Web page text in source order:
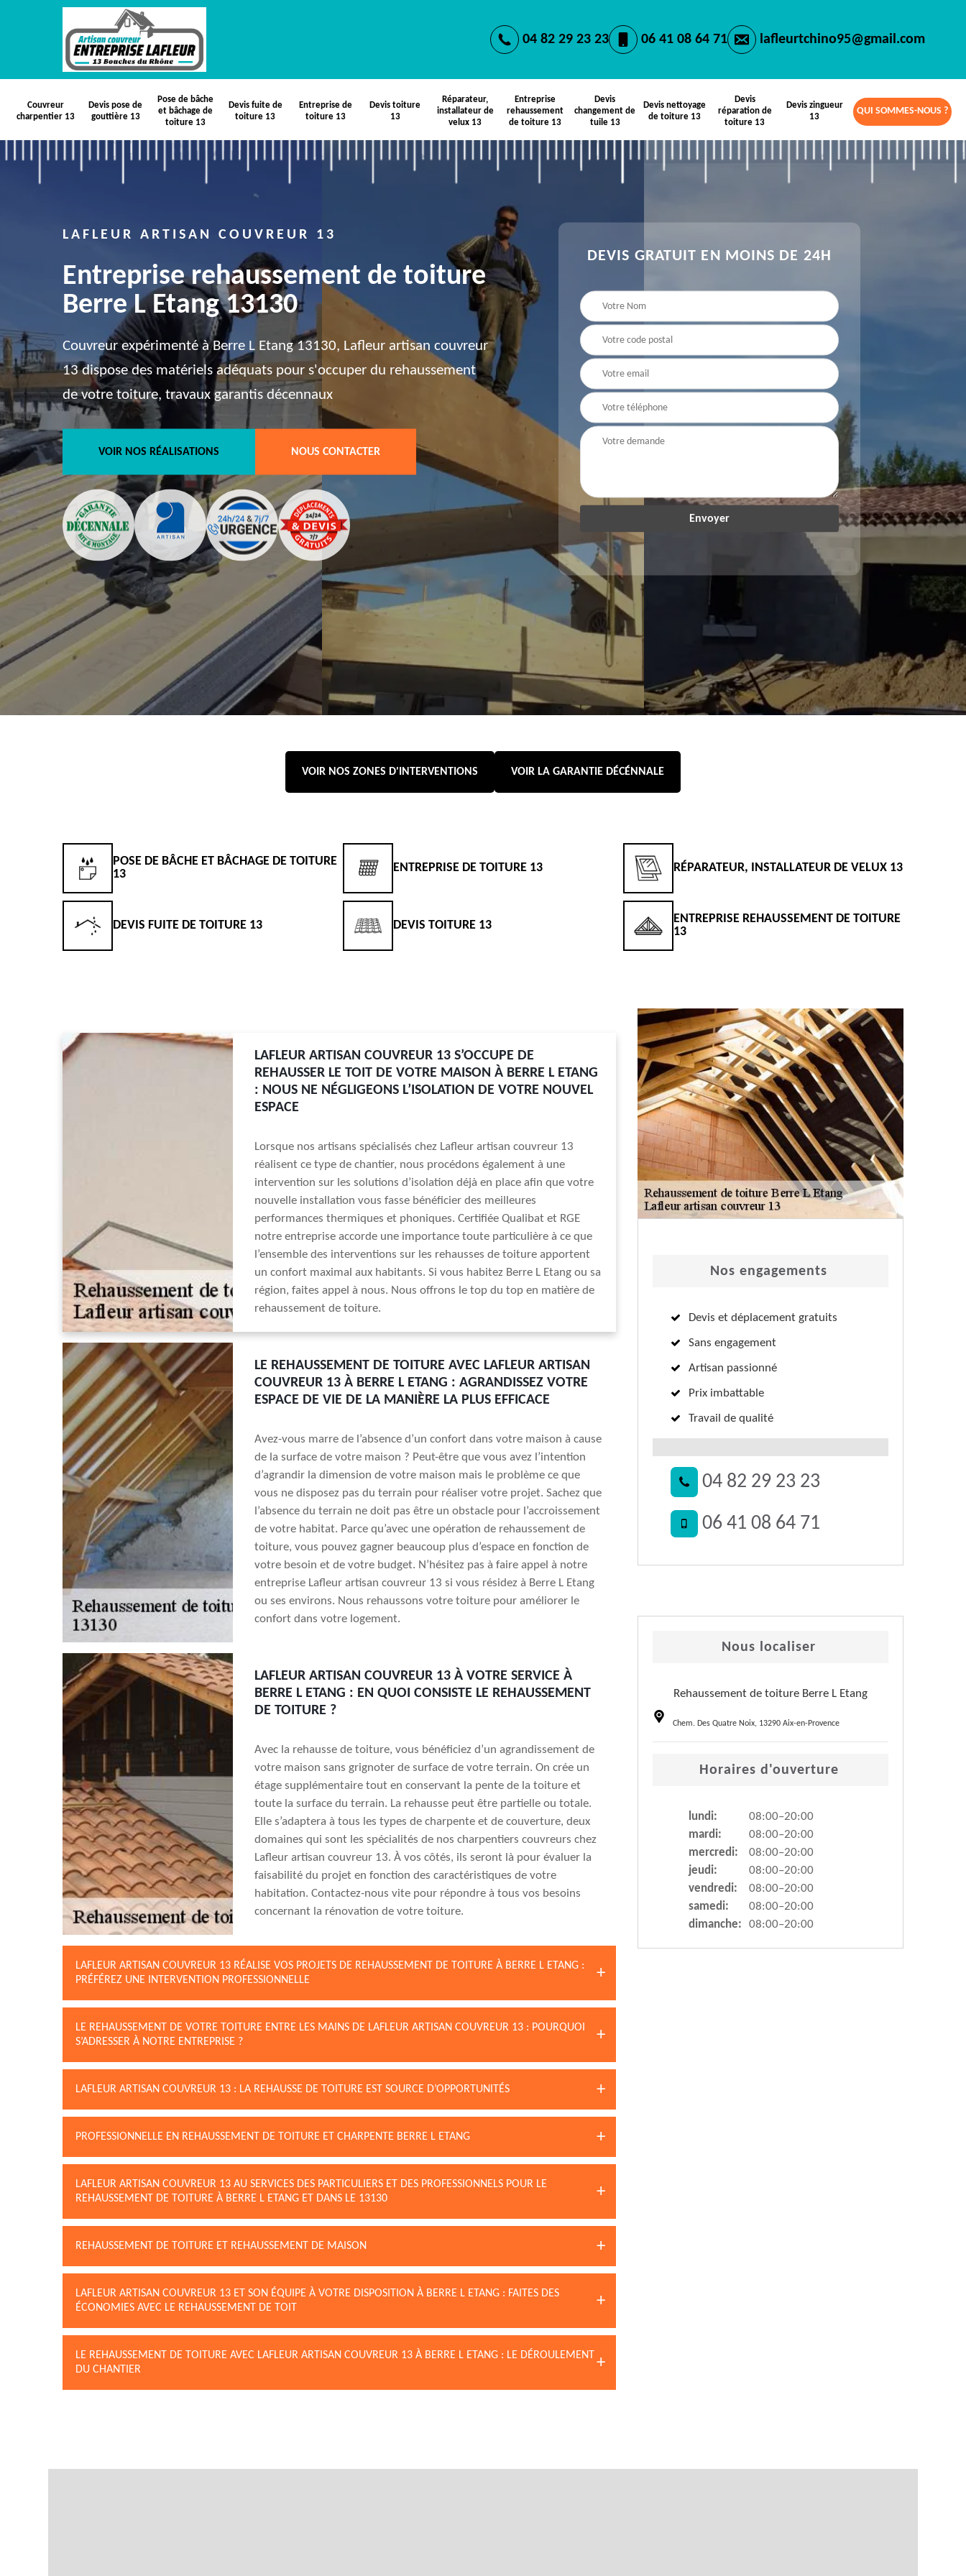
04 82 29 23 23 06 41 08 64 71 lafleurtchino95@gmail.com
Couvreur
charpentier 13
Devis pose de
gouttière 13
Pose de bâche
et bâchage de
toiture 13
Devis fuite de
toiture 13
Entreprise de
toiture 13
Devis toiture
13
Réparateur,
installateur de
velux 13
Entreprise
rehaussement
de toiture 13
Devis
changement de
tuile 13
Devis nettoyage
de toiture 13
Devis
réparation de
toiture 13
Devis zingueur
13
QUI SOMMES-NOUS ?
LAFLEUR ARTISAN COUVREUR 13
Entreprise rehaussement de toiture
Berre L Etang 13130
Couvreur expérimenté à Berre L Etang 13130, Lafleur artisan couvreur
13 dispose des matériels adéquats pour s'occuper du rehaussement
de votre toiture, travaux garantis décennaux
VOIR NOS RÉALISATIONS NOUS CONTACTER
DEVIS GRATUIT EN MOINS DE 24H
VOIR NOS ZONES D'INTERVENTIONS VOIR LA GARANTIE DÉCÉNNALE
POSE DE BÂCHE ET BÂCHAGE DE TOITURE
13
DEVIS FUITE DE TOITURE 13
ENTREPRISE DE TOITURE 13
DEVIS TOITURE 13
RÉPARATEUR, INSTALLATEUR DE VELUX 13
ENTREPRISE REHAUSSEMENT DE TOITURE
13
LAFLEUR ARTISAN COUVREUR 13 S’OCCUPE DE
REHAUSSER LE TOIT DE VOTRE MAISON À BERRE L ETANG
: NOUS NE NÉGLIGEONS L’ISOLATION DE VOTRE NOUVEL
ESPACE
Lorsque nos artisans spécialisés chez Lafleur artisan couvreur 13
réalisent ce type de chantier, nous procédons également à une
intervention sur les solutions d’isolation déjà en place afin que votre
nouvelle installation vous fasse bénéficier des meilleures
performances thermiques et phoniques. Certifiée Qualibat et RGE
notre entreprise accorde une importance toute particulière à ce que
l’ensemble des interventions sur les rehausses de toiture apportent
un confort maximal aux habitants. Si vous habitez Berre L Etang ou sa
région, faites appel à nous. Nous offrons le top du top en matière de
rehaussement de toiture.
LE REHAUSSEMENT DE TOITURE AVEC LAFLEUR ARTISAN
COUVREUR 13 À BERRE L ETANG : AGRANDISSEZ VOTRE
ESPACE DE VIE DE LA MANIÈRE LA PLUS EFFICACE
Avez-vous marre de l’absence d’un confort dans votre maison à cause
de la surface de votre maison ? Peut-être que vous avez l’intention
d’agrandir la dimension de votre maison mais le problème ce que
vous ne disposez pas du terrain pour réaliser votre projet. Sachez que
l’absence du terrain ne doit pas être un obstacle pour l’accroissement
de votre habitat. Parce qu’avec une opération de rehaussement de
toiture, vous pouvez gagner beaucoup plus d’espace en fonction de
votre besoin et de votre budget. N’hésitez pas à faire appel à notre
entreprise Lafleur artisan couvreur 13 si vous résidez à Berre L Etang
ou ses environs. Nous rehaussons votre toiture pour améliorer le
confort dans votre logement.
LAFLEUR ARTISAN COUVREUR 13 À VOTRE SERVICE À
BERRE L ETANG : EN QUOI CONSISTE LE REHAUSSEMENT
DE TOITURE ?
Avec la rehausse de toiture, vous bénéficiez d’un agrandissement de
votre maison sans grignoter de surface de votre terrain. On crée un
étage supplémentaire tout en conservant la pente de la toiture et
toute la surface du terrain. La rehausse peut être partielle ou totale.
Elle s’adaptera à tous les types de charpente et de couverture, deux
domaines qui sont les spécialités de nos charpentiers couvreurs chez
Lafleur artisan couvreur 13. À vos côtés, ils seront là pour évaluer la
faisabilité du projet en fonction des caractéristiques de votre
habitation. Contactez-nous vite pour répondre à tous vos besoins
concernant la rénovation de votre toiture.
LAFLEUR ARTISAN COUVREUR 13 RÉALISE VOS PROJETS DE REHAUSSEMENT DE TOITURE À BERRE L ETANG :
PRÉFÉREZ UNE INTERVENTION PROFESSIONNELLE
LE REHAUSSEMENT DE VOTRE TOITURE ENTRE LES MAINS DE LAFLEUR ARTISAN COUVREUR 13 : POURQUOI
S’ADRESSER À NOTRE ENTREPRISE ?
LAFLEUR ARTISAN COUVREUR 13 : LA REHAUSSE DE TOITURE EST SOURCE D’OPPORTUNITÉS
PROFESSIONNELLE EN REHAUSSEMENT DE TOITURE ET CHARPENTE BERRE L ETANG
LAFLEUR ARTISAN COUVREUR 13 AU SERVICES DES PARTICULIERS ET DES PROFESSIONNELS POUR LE
REHAUSSEMENT DE TOITURE À BERRE L ETANG ET DANS LE 13130
REHAUSSEMENT DE TOITURE ET REHAUSSEMENT DE MAISON
LAFLEUR ARTISAN COUVREUR 13 ET SON ÉQUIPE À VOTRE DISPOSITION À BERRE L ETANG : FAITES DES
ÉCONOMIES AVEC LE REHAUSSEMENT DE TOIT
LE REHAUSSEMENT DE TOITURE AVEC LAFLEUR ARTISAN COUVREUR 13 À BERRE L ETANG : LE DÉROULEMENT
DU CHANTIER
Nos engagements
Devis et déplacement gratuits
Sans engagement
Artisan passionné
Prix imbattable
Travail de qualité
04 82 29 23 23
06 41 08 64 71
Nous localiser
Rehaussement de toiture Berre L Etang
Chem. Des Quatre Noix, 13290 Aix-en-Provence
Horaires d'ouverture
lundi:
08:00–20:00
mardi:
08:00–20:00
mercredi:
08:00–20:00
jeudi:
08:00–20:00
vendredi:
08:00–20:00
samedi:
08:00–20:00
dimanche:
08:00–20:00